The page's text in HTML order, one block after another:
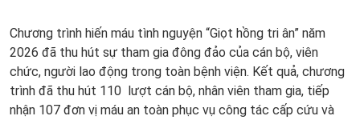
Chương trình hiến máu tình nguyện “Giọt hồng tri ân” năm
2026 đã thu hút sự tham gia đông đảo của cán bộ, viên
chức, người lao động trong toàn bệnh viện. Kết quả, chương
trình đã thu hút 110 lượt cán bộ, nhân viên tham gia, tiếp
nhận 107 đơn vị máu an toàn phục vụ công tác cấp cứu và